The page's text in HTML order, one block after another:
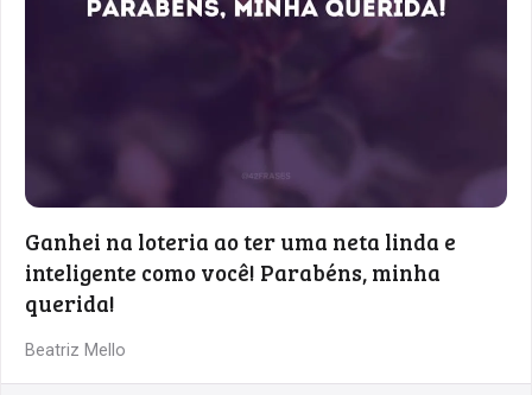
Ganhei na loteria ao ter uma neta linda e
inteligente como você! Parabéns, minha
querida!
Beatriz Mello